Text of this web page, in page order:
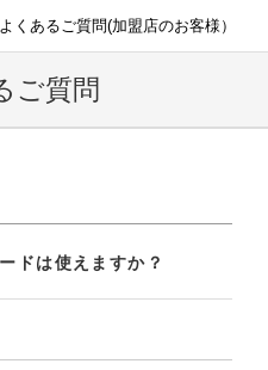
よくあるご質問(加盟店のお客様）
ご質問
ドは使えますか？